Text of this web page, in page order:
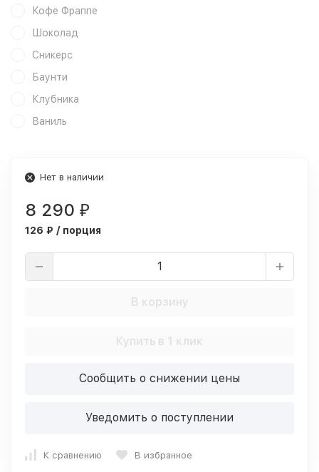
Кофе Фраппе
Шоколад
Сникерс
Баунти
Клубника
Ваниль
Нет в наличии
8 290 ₽
126 ₽ / порция
В корзину
Купить в 1 клик
Сообщить о снижении цены
Уведомить о поступлении
К сравнению В избранное